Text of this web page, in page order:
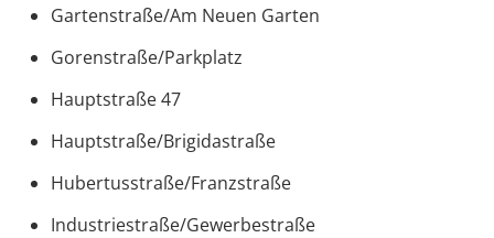
Gartenstraße/Am Neuen Garten
Gorenstraße/Parkplatz
Hauptstraße 47
Hauptstraße/Brigidastraße
Hubertusstraße/Franzstraße
Industriestraße/Gewerbestraße